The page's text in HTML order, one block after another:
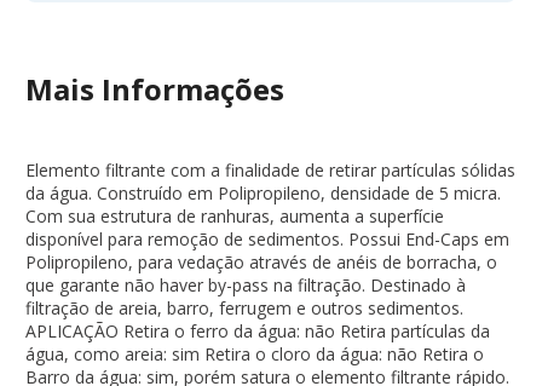
Mais Informações
Elemento filtrante com a finalidade de retirar partículas sólidas
da água. Construído em Polipropileno, densidade de 5 micra.
Com sua estrutura de ranhuras, aumenta a superfície
disponível para remoção de sedimentos. Possui End-Caps em
Polipropileno, para vedação através de anéis de borracha, o
que garante não haver by-pass na filtração. Destinado à
filtração de areia, barro, ferrugem e outros sedimentos.
APLICAÇÃO Retira o ferro da água: não Retira partículas da
água, como areia: sim Retira o cloro da água: não Retira o
Barro da água: sim, porém satura o elemento filtrante rápido.